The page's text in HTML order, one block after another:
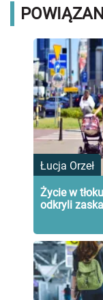
Łucja Orzeł
Życie w
odkryli